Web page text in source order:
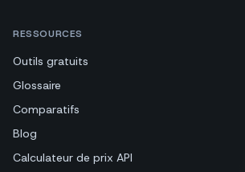
RESSOURCES
Outils gratuits
Glossaire
Comparatifs
Blog
Calculateur de prix API